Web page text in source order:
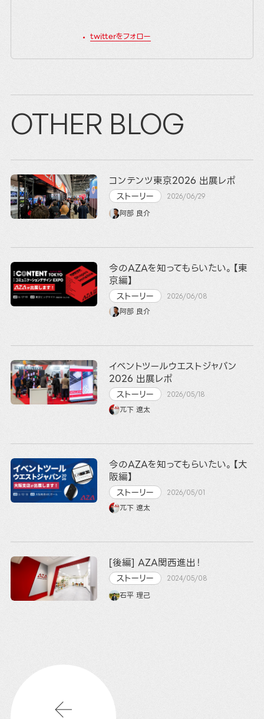
twitterをフォロー
OTHER BLOG
コンテンツ東京2026 出展レポ
ストーリー 2026/06/29
阿部 良介
今のAZAを知ってもらいたい。【東
京編】
ストーリー 2026/06/08
阿部 良介
イベントツールウエストジャパン
2026 出展レポ
ストーリー 2026/05/18
兀下 遼太
今のAZAを知ってもらいたい。【大
阪編】
ストーリー 2026/05/01
兀下 遼太
[後編] AZA関西進出！
ストーリー 2024/05/08
石平 理己